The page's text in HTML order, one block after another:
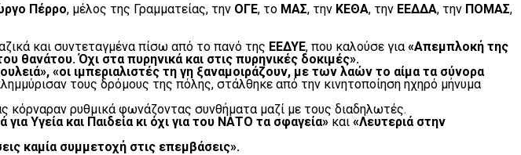
Πέρρο, μέλος της Γραμματείας, την ΟΓΕ, το ΜΑΣ, την ΚΕΘΑ, την ΕΕΔΔΑ, την ΠΟΜΑΣ,
και συντεταγμένα πίσω από το πανό της ΕΕΔΥΕ, που καλούσε για «Απεμπλοκή της
Όχι στα πυρηνικά και στις πυρηνικές δοκιμές».
«οι ιμπεριαλιστές τη γη ξαναμοιράζουν, με των λαών το αίμα τα σύνορα
τους δρόμους της πόλης, στάλθηκε από την κινητοποίηση ηχηρό μήνυμα
ρυθμικά φωνάζοντας συνθήματα μαζί με τους διαδηλωτές.
Υγεία και Παιδεία κι όχι για του ΝΑΤΟ τα σφαγεία» και «Λευτεριά στην
καμία συμμετοχή στις επεμβάσεις».